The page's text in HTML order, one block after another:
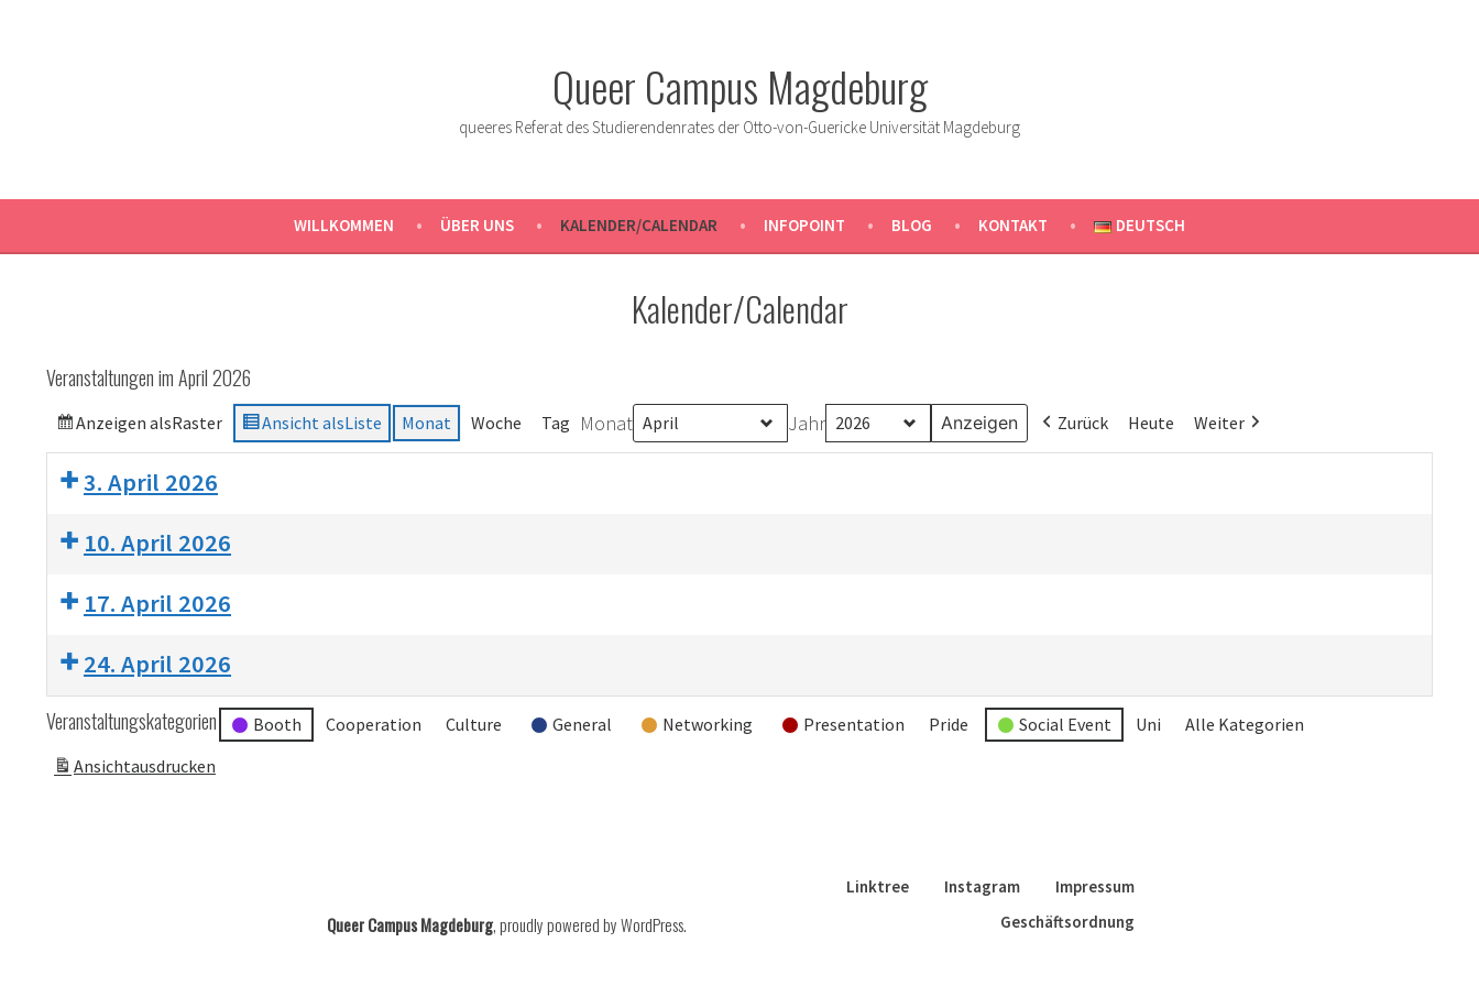
Queer Campus Magdeburg
queeres Referat des Studierendenrates der Otto-von-Guericke Universität Magdeburg
WILLKOMMEN ÜBER UNS KALENDER/CALENDAR INFOPOINT BLOG KONTAKT DEUTSCH
Kalender/Calendar
Veranstaltungen im April 2026
Anzeigen alsRaster Ansicht alsListe Monat Woche Tag Monat Jahr Zurück Heute Weiter
3. April 2026
10. April 2026
17. April 2026
24. April 2026
Veranstaltungskategorien Booth Cooperation Culture General Networking Presentation Pride Social Event Uni
Alle Kategorien
Ansichtausdrucken
Linktree Instagram
Impressum
Geschäftsordnung
Queer Campus Magdeburg,proudly powered by WordPress.